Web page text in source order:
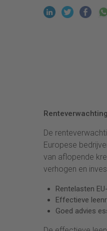
De
Europese
van aflopende
verhogen en
Rentelasten
Effectieve
Goed advies